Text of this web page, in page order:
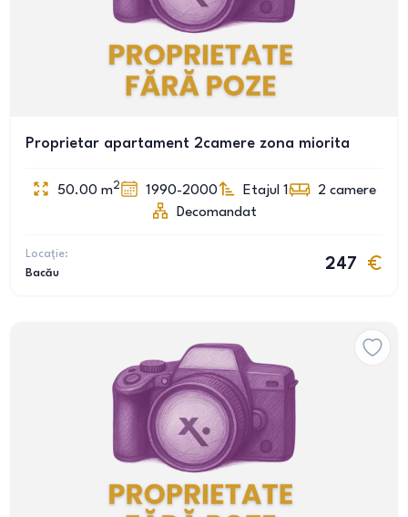
Proprietar apartament 2camere zona miorita
50.00 m2 1990-2000 Etajul 1 2 camere
Decomandat
Locație:
Bacău
247